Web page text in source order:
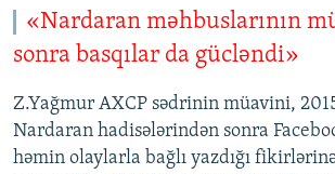
«Nardaran məhbuslarının
sonra basqılar da gücləndi»
Z.Yağmur AXCP sədrinin müavini,
Nardaran hadisələrindən sonra
həmin olaylarla bağlı yazdığı